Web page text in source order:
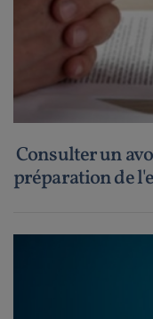
Consulter un
préparation de